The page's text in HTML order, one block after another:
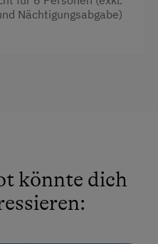
Nächtigungsabgabe)
könnte dich